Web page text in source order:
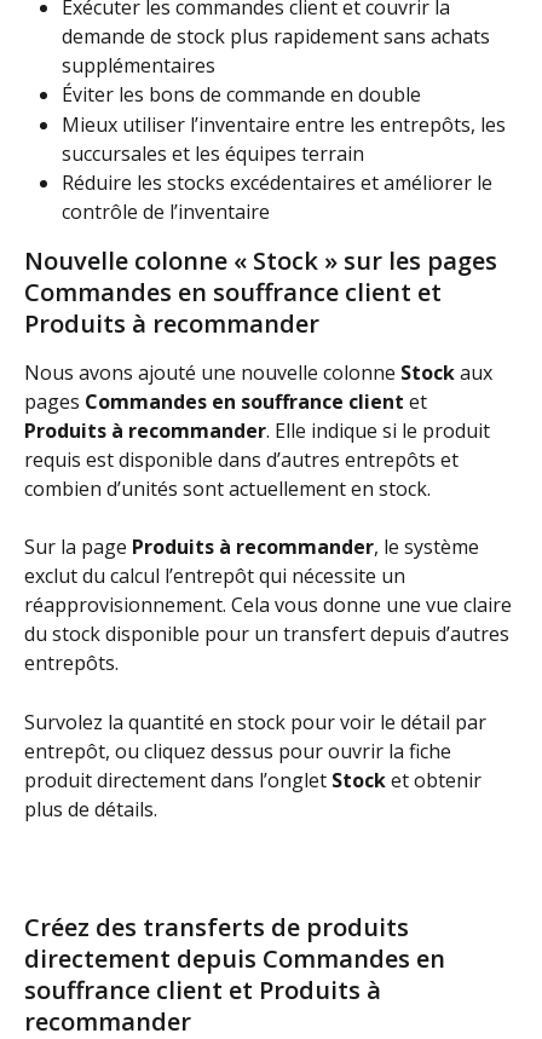
Exécuter les commandes client et couvrir la
demande de stock plus rapidement sans achats
supplémentaires
Éviter les bons de commande en double
Mieux utiliser l’inventaire entre les entrepôts, les
succursales et les équipes terrain
Réduire les stocks excédentaires et améliorer le
contrôle de l’inventaire
Nouvelle colonne « Stock » sur les pages
Commandes en souffrance client et
Produits à recommander
Nous avons ajouté une nouvelle colonne Stock aux
pages Commandes en souffrance client et
Produits à recommander. Elle indique si le produit
requis est disponible dans d’autres entrepôts et
combien d’unités sont actuellement en stock.
Sur la page Produits à recommander, le système
exclut du calcul l’entrepôt qui nécessite un
réapprovisionnement. Cela vous donne une vue claire
du stock disponible pour un transfert depuis d’autres
entrepôts.
Survolez la quantité en stock pour voir le détail par
entrepôt, ou cliquez dessus pour ouvrir la fiche
produit directement dans l’onglet Stock et obtenir
plus de détails.
Créez des transferts de produits
directement depuis Commandes en
souffrance client et Produits à
recommander